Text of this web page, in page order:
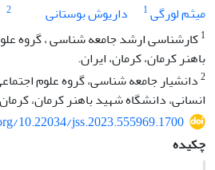
میثم لورگی1 داریوش بوستانی
2
1کارشناسی ارشد جامعه شناسی ، گروه
باهنر کرمان، کرمان، ایران.
2دانشیار جامعه شناسی، گروه علوم
انسانی، دانشگاه شهید باهنر کرمان،
10.22034/jss.2023.555969.1700
چکیده